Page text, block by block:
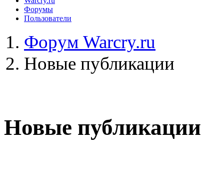
Форумы
Пользователи
Форум Warcry.ru
Новые публикации
Новые публикации